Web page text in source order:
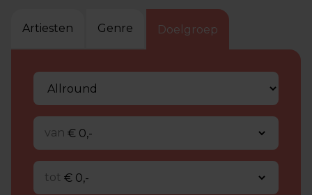
Artiesten Genre Doelgroep
van
tot